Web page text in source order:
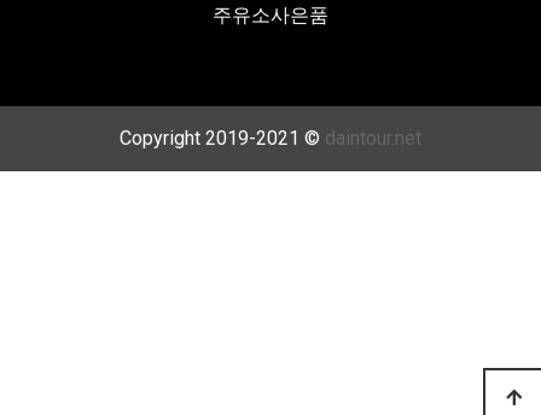
주유소사은품
Copyright 2019-2021 © daintour.net